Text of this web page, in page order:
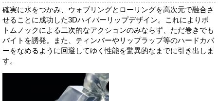
確実に水をつかみ、ウォブリングとローリングを高次元で融合さ
せることに成功した3Dハイパーリップデザイン。これによりボ
トムノックによる二次的なアクションのみならず、ただ巻きでも
バイトを誘発。また、ティンバーやリップラップ等のハードカバ
ーをなめるように回避してゆく性能を驚異的なまでに引き出しま
す。